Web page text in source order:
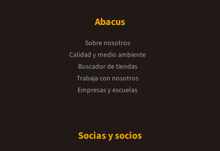
Abacus
Sobre nosotros
Calidad y medio ambiente
Buscador de tiendas
Trabaja con nosotros
Empresas y escuelas
Socias y socios